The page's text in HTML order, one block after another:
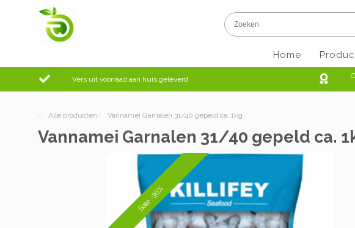
Home
Vers uit voorraad aan huis geleverd
/ Alle producten / Vannamei Garnalen 31/40 gepeld ca. 1kg
Vannamei Garnalen 31/40 gepeld ca.
Sale -36%